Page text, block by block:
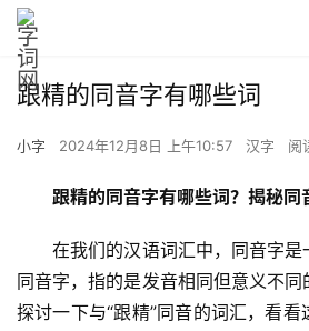
跟精的同音字有哪些词
小字 2024年12月8日 上午10:57 汉字 阅
跟精的同音字有哪些词？揭秘同
在我们的汉语词汇中，同音字是
同音字，指的是发音相同但意义不
探讨一下与“跟精”同音的词汇，看